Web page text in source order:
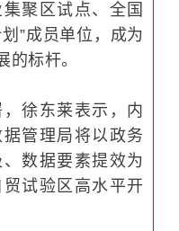
聚区试点、全国
”成员单位，成为
的标杆。
徐东莱表示，内
管理局将以政务
数据要素提效为
试验区高水平开